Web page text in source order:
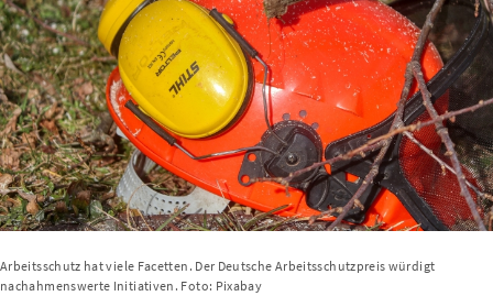
Arbeitsschutz hat viele Facetten. Der Deutsche Arbeitsschutzpreis würdigt
nachahmenswerte Initiativen. Foto: Pixabay